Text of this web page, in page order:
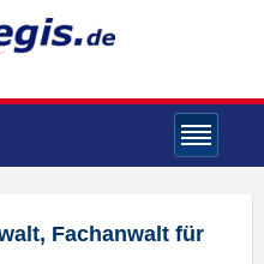
Fachanwalt für